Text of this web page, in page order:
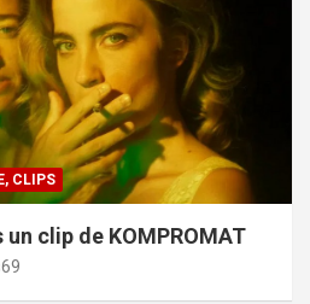
CLIPS
un clip de KOMPROMAT